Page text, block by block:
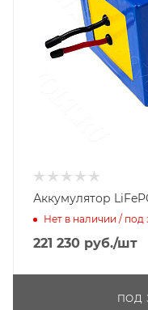
Аккумулятор
Нет в наличии / под
221 230 руб./шт
ПОД